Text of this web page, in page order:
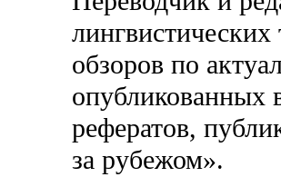
лингвистических
обзоров по
рефератов,
за рубежом».